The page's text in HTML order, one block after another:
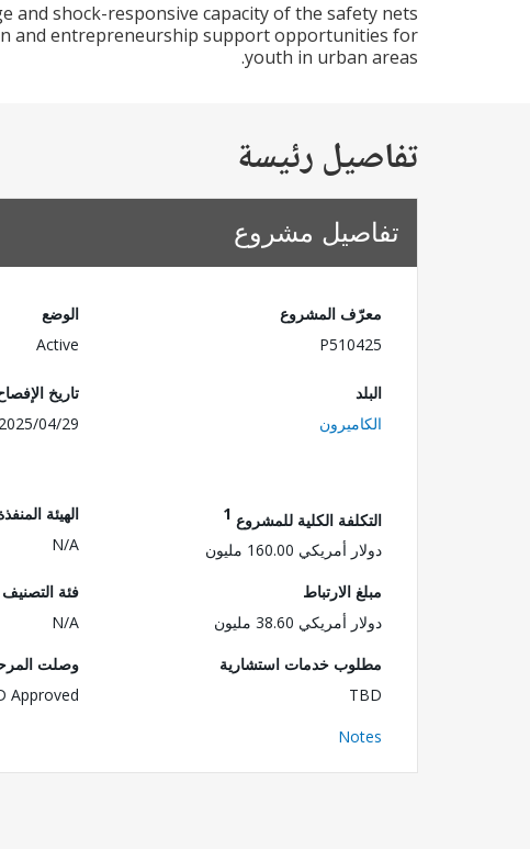
and shock-responsive capacity of the safety nets
and entrepreneurship support opportunities for
youth in urban areas.
تفاصيل رئيسة
تفاصيل مشروع
معرّف المشروع
P510425
الوضع
Active
البلد
الكاميرون
تاريخ
2025/04/29
التكلفة الكلية للمشروع 1
دولار أمريكي 160.00 مليون
الهيئة
N/A
مبلغ الارتباط
دولار أمريكي 38.60 مليون
فئة التصنيف
N/A
مطلوب خدمات استشارية
TBD
وصلت
Approved
Notes